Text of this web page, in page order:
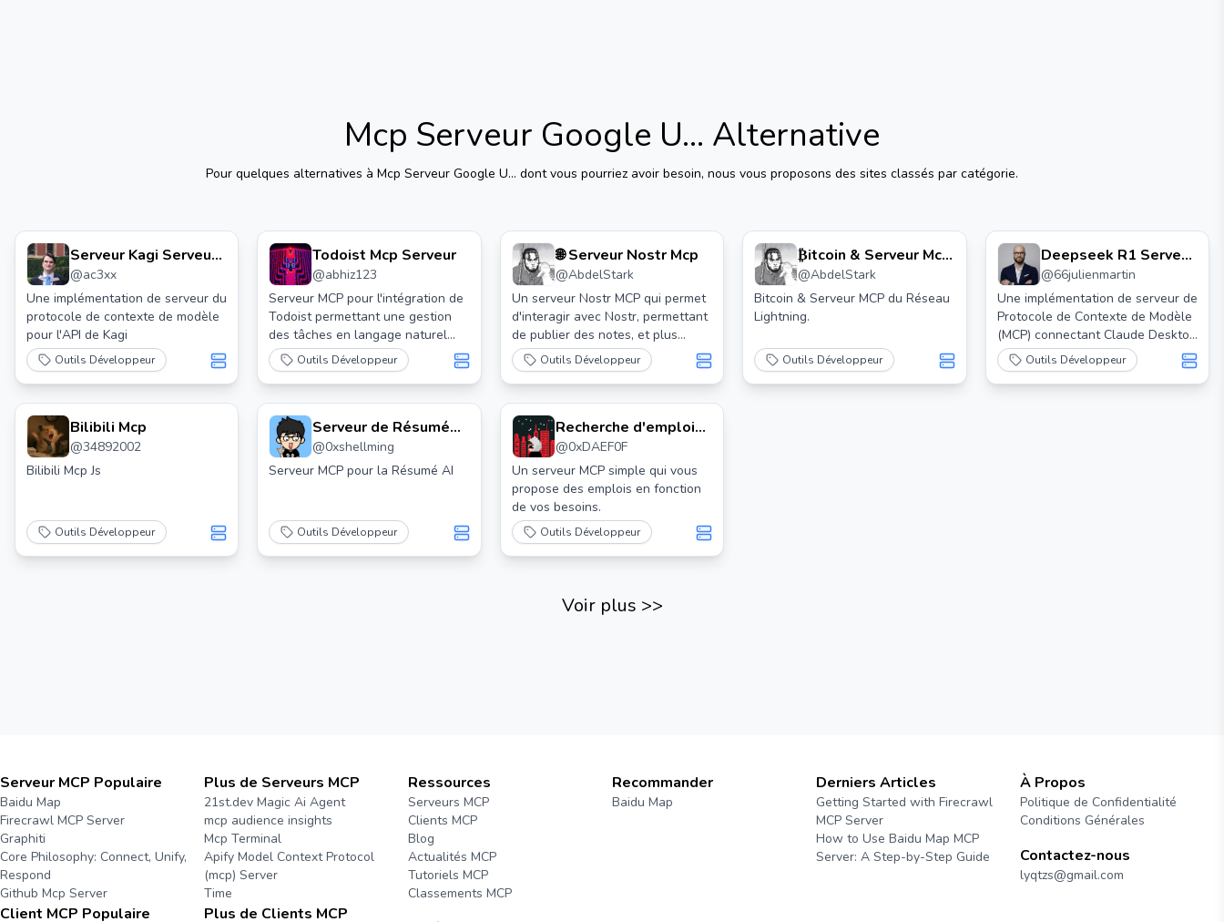
Mcp Serveur Google U... Alternative
Pour quelques alternatives à Mcp Serveur Google U... dont vous pourriez avoir besoin, nous vous proposons des sites classés par catégorie.
Serveur Kagi Serveur
Mcp
@ac3xx
Une implémentation de serveur du
protocole de contexte de modèle
pour l'API de Kagi
Outils Développeur
Todoist Mcp Serveur
@abhiz123
Serveur MCP pour l'intégration de
Todoist permettant une gestion
des tâches en langage naturel
avec Claude
Outils Développeur
🌐 Serveur Nostr Mcp
@AbdelStark
Un serveur Nostr MCP qui permet
d'interagir avec Nostr, permettant
de publier des notes, et plus
encore.Outils Développeur
₿itcoin & Serveur Mcp
du Réseau Lightning
@AbdelStark
Bitcoin & Serveur MCP du Réseau
Lightning.
Outils Développeur
Deepseek R1 Serveur
Mcp
@66julienmartin
Une implémentation de serveur de
Protocole de Contexte de Modèle
(MCP) connectant Claude Desktop
aux modèles de langage de
DeepSeek (R1/V3)
Outils Développeur
Bilibili Mcp
@34892002
Bilibili Mcp Js
Outils Développeur
Serveur de Résumé
de Contenu Mcp
@0xshellming
Serveur MCP pour la Résumé AI
Outils Développeur
Recherche d'emploi
pour le serveur Mcp
@0xDAEF0F
Un serveur MCP simple qui vous
propose des emplois en fonction
de vos besoins.
Outils Développeur
Voir plus >>
Serveur MCP Populaire
Baidu Map
Firecrawl MCP Server
Graphiti
Core Philosophy: Connect, Unify,
Respond
Github Mcp Server
Client MCP Populaire
Plus de Serveurs MCP
21st.dev Magic Ai Agent
mcp audience insights
Mcp Terminal
Apify Model Context Protocol
(mcp) Server
Time
Plus de Clients MCP
Ressources
Serveurs MCP
Clients MCP
Blog
Actualités MCP
Tutoriels MCP
Classements MCP
Recommander
Baidu Map
Derniers Articles
Getting Started with Firecrawl
MCP Server
How to Use Baidu Map MCP
Server: A Step-by-Step Guide
À Propos
Politique de Confidentialité
Conditions Générales
Contactez-nous
lyqtzs@gmail.com